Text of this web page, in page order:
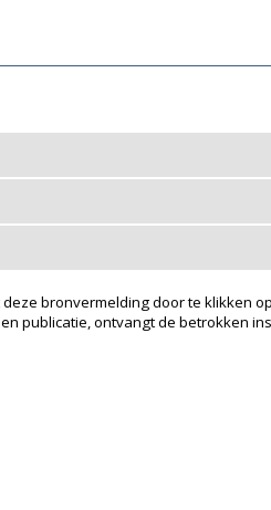
bronvermelding door te klikken
publicatie, ontvangt de betrokken